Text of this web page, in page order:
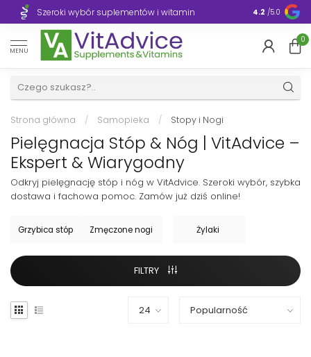
Szeroki wybór suplementów i witamin 4.2 /5.0
MENU
0
Strona główna / Samopieka / Stopy i Nogi
Pielęgnacja Stóp & Nóg | VitAdvice –
Ekspert & Wiarygodny
Odkryj pielęgnację stóp i nóg w VitAdvice. Szeroki wybór, szybka
dostawa i fachowa pomoc. Zamów już dziś online!
Grzybica stóp Zmęczone nogi Żylaki
FILTRY